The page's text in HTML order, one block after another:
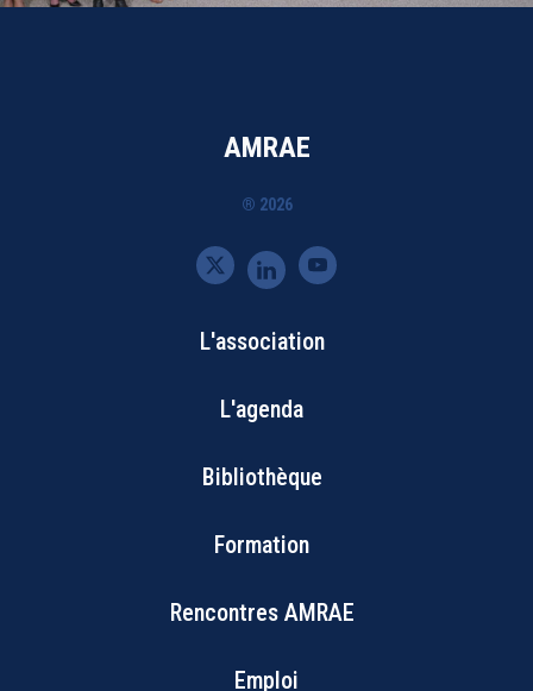
AMRAE
® 2026
Bottom
Footer
Menu
L'association
L'agenda
Bibliothèque
Formation
Rencontres AMRAE
Emploi